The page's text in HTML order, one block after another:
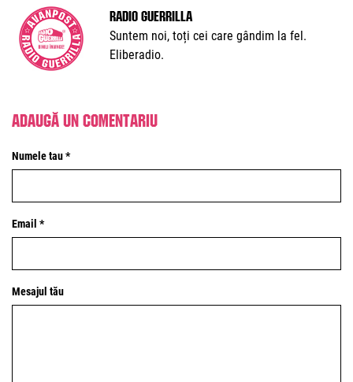
Radio Guerrilla
Suntem noi, toți cei care gândim la fel.
Eliberadio.
Adaugă un comentariu
Numele tau *
Email *
Mesajul tău